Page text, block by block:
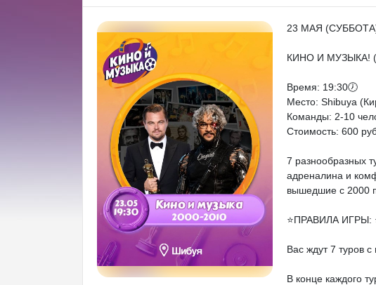
23 МАЯ
КИНО И МУЗЫКА!
Время: 19:30🕖
Место: Shibuya
Команды: 2-10
Стоимость: 600
7 разнообразных
адреналина и
вышедшие с 2000
⭐️ПРАВИЛА ИГРЫ:
Вас ждут 7 туров
В конце каждого